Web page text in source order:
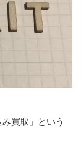
買取」という